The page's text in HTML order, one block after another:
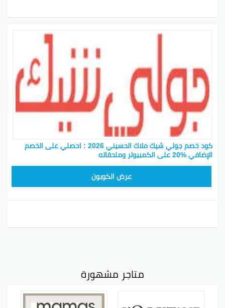
كود خصم جولي شيك ملاك الحسيني 2026 : احصلي على الخصم
الإضافي %20 على الكمبيوتر وملحقاته
عرض الكوبون
متاجر مشهورة